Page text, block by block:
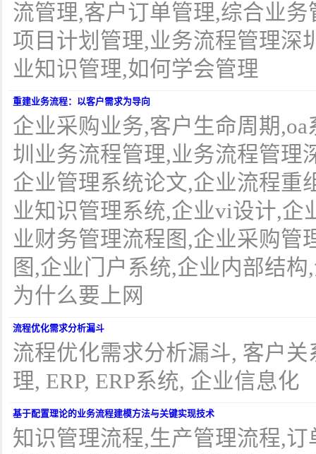
流管理,客户订单管理,综合业
项目计划管理,业务流程管理深
业知识管理,如何学会管理
重建业务流程：以客户需求为导向
企业采购业务,客户生命周期,oa
圳业务流程管理,业务流程管理
企业管理系统论文,企业流程重
业知识管理系统,企业vi设计,企
业财务管理流程图,企业采购管
图,企业门户系统,企业内部结
为什么要上网
流程优化需求分析漏斗
流程优化需求分析漏斗, 客户
理, ERP, ERP系统, 企业信息化
基于配置理论的业务流程建模方法与关键实现技术
知识管理流程,生产管理流程,